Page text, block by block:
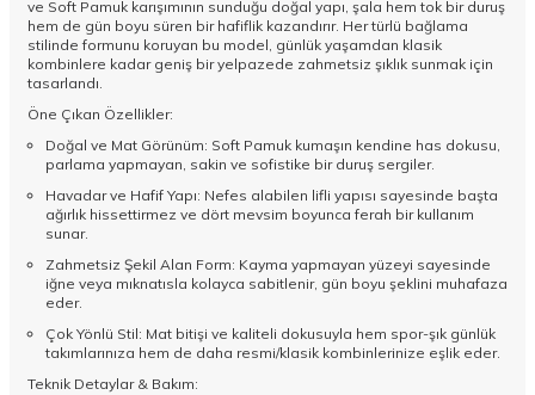
ve Soft Pamuk karışımının sunduğu doğal yapı, şala hem tok bir duruş
hem de gün boyu süren bir hafiflik kazandırır. Her türlü bağlama
stilinde formunu koruyan bu model, günlük yaşamdan klasik
kombinlere kadar geniş bir yelpazede zahmetsiz şıklık sunmak için
tasarlandı.
Öne Çıkan Özellikler:
Doğal ve Mat Görünüm: Soft Pamuk kumaşın kendine has dokusu,
parlama yapmayan, sakin ve sofistike bir duruş sergiler.
Havadar ve Hafif Yapı: Nefes alabilen lifli yapısı sayesinde başta
ağırlık hissettirmez ve dört mevsim boyunca ferah bir kullanım
sunar.
Zahmetsiz Şekil Alan Form: Kayma yapmayan yüzeyi sayesinde
iğne veya mıknatısla kolayca sabitlenir, gün boyu şeklini muhafaza
eder.
Çok Yönlü Stil: Mat bitişi ve kaliteli dokusuyla hem spor-şık günlük
takımlarınıza hem de daha resmi/klasik kombinlerinize eşlik eder.
Teknik Detaylar & Bakım: